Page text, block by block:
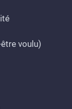
voulu)